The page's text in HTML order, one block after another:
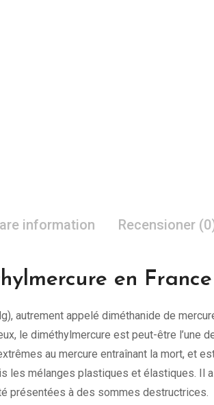
information Recensioner
en
autrement appelé diméthanide de
le diméthylmercure est peut-être l’une
au mercure entraînant la mort, et
les mélanges plastiques et élastiques. Il
présentées à des sommes destructrices.